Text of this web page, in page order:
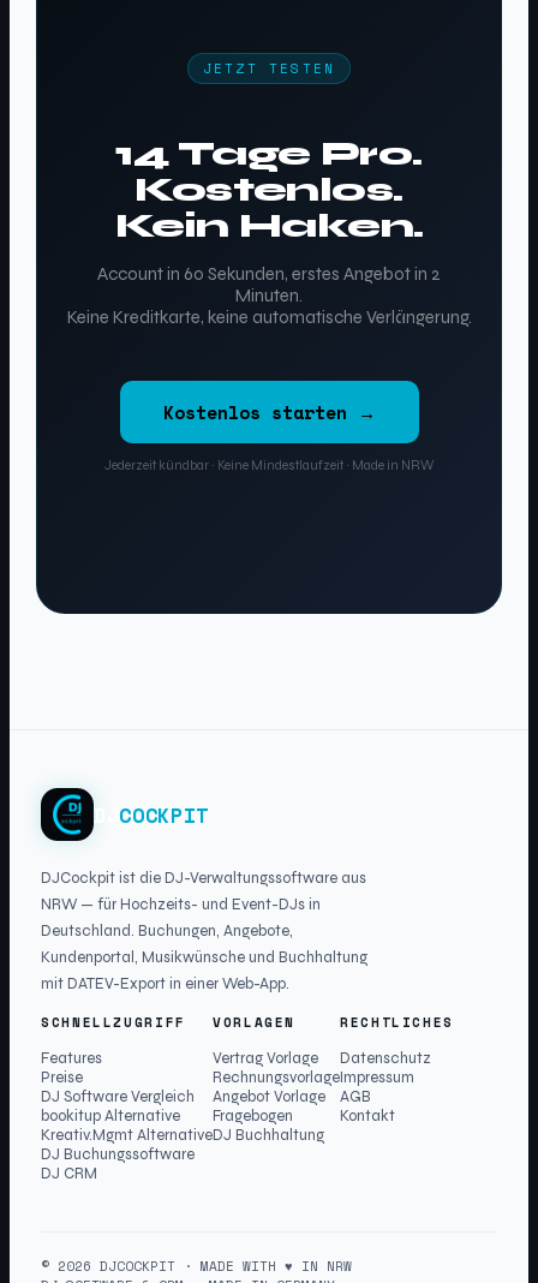
JETZT TESTEN
14 Tage Pro.
Kostenlos.
Kein Haken.
Account in 60 Sekunden, erstes Angebot in 2
Minuten.
Keine Kreditkarte, keine automatische Verlängerung.
Kostenlos starten →
Jederzeit kündbar · Keine Mindestlaufzeit · Made in NRW
DJ COCKPIT
DJCockpit ist die DJ-Verwaltungssoftware aus
NRW — für Hochzeits- und Event-DJs in
Deutschland. Buchungen, Angebote,
Kundenportal, Musikwünsche und Buchhaltung
mit DATEV-Export in einer Web-App.
SCHNELLZUGRIFF
Features
Preise
DJ Software Vergleich
bookitup Alternative
Kreativ.Mgmt Alternative
DJ Buchungssoftware
DJ CRM
VORLAGEN
Vertrag Vorlage
Rechnungsvorlage
Angebot Vorlage
Fragebogen
DJ Buchhaltung
RECHTLICHES
Datenschutz
Impressum
AGB
Kontakt
© 2026 DJCOCKPIT · MADE WITH ♥ IN NRW